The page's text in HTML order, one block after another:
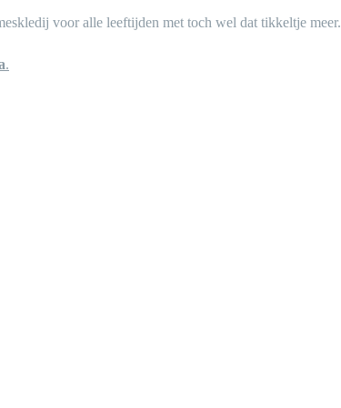
voor alle leeftijden met toch wel dat tikkeltje meer.
.